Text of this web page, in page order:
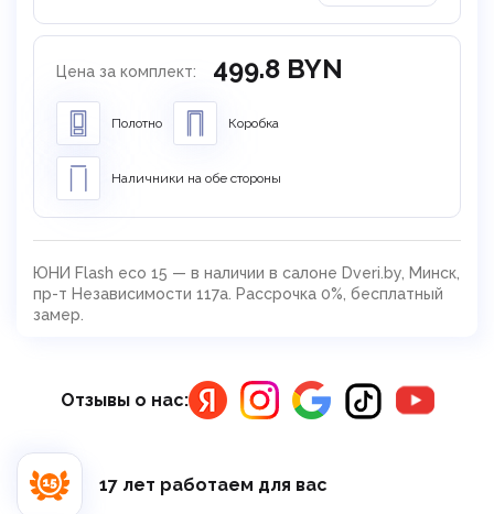
Цена за комплект: 499.8 BYN
Полотно Коробка
Наличники на обе стороны
ЮНИ Flash eco 15 — в наличии в салоне Dveri.by, Минск,
пр-т Независимости 117а. Рассрочка 0%, бесплатный
замер.
Отзывы о нас:
17 лет работаем для вас